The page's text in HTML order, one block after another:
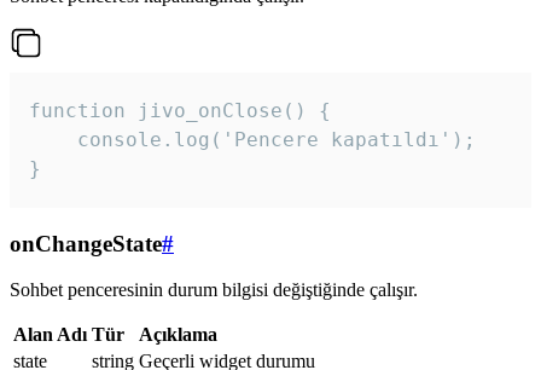
function jivo_onClose() {
    console.log('Pencere kapatıldı');
}
onChangeState#
Sohbet penceresinin durum bilgisi değiştiğinde çalışır.
Alan Adı Tür
Açıklama
state
string Geçerli widget durumu